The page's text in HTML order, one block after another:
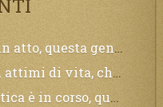
sarà contaminata, il cibo non sarà più nelle vostre mense.
salvare Mi chiami in suo aiuto.
non tarderà ad arrivare e tutta la Terra sarà oscurata.